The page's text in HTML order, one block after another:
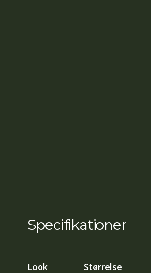
Specifikationer
Look Størrelse